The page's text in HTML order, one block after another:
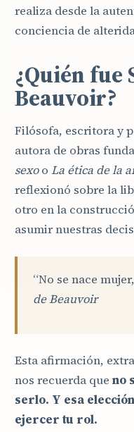
realiza desde la
conciencia de
¿Quién fue
Beauvoir?
Filósofa, escritora y
autora de obras
sexoo La ética de la
reflexionó sobre la
otro en la
asumir nuestras
“No se nace
de Beauvoir
Esta afirmación,
nos recuerda que no
serlo. Y esa
ejercer tu rol.